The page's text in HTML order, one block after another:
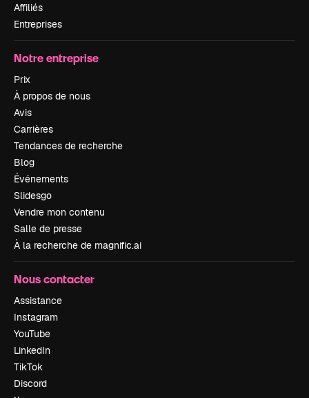
Affiliés
Entreprises
Notre entreprise
Prix
À propos de nous
Avis
Carrières
Tendances de recherche
Blog
Événements
Slidesgo
Vendre mon contenu
Salle de presse
À la recherche de magnific.ai
Nous contacter
Assistance
Instagram
YouTube
LinkedIn
TikTok
Discord